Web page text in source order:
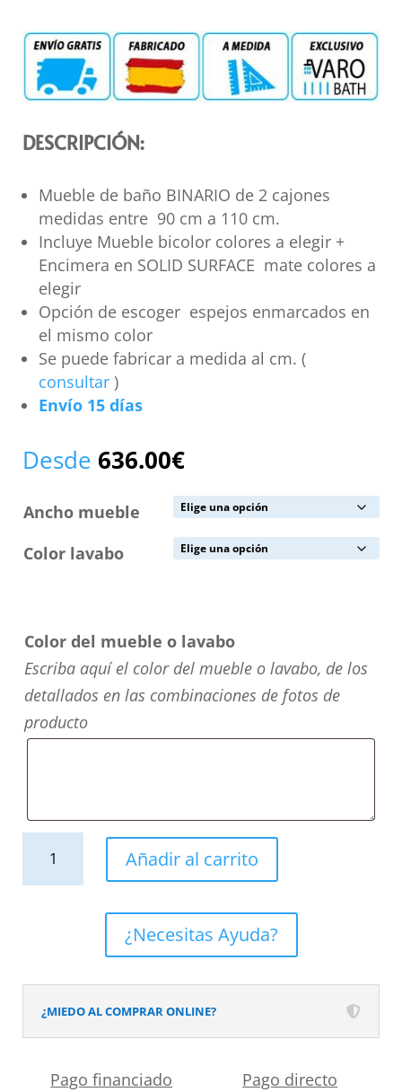
DESCRIPCIÓN:
Mueble de baño BINARIO de 2 cajones
medidas entre 90 cm a 110 cm.
Incluye Mueble bicolor colores a elegir +
Encimera en SOLID SURFACE mate colores a
elegir
Opción de escoger espejos enmarcados en
el mismo color
Se puede fabricar a medida al cm. (
consultar)
Envío 15 días
Desde 636.00€
Ancho mueble
Color lavabo
Color del mueble o lavabo
Escriba aquí el color del mueble o lavabo, de los
detallados en las combinaciones de fotos de
producto
suspendido
2
cajones
acabado
FRANCES
Añadir al carrito
¿Necesitas Ayuda?
¿MIEDO AL COMPRAR ONLINE?
Pago financiado Pago directo